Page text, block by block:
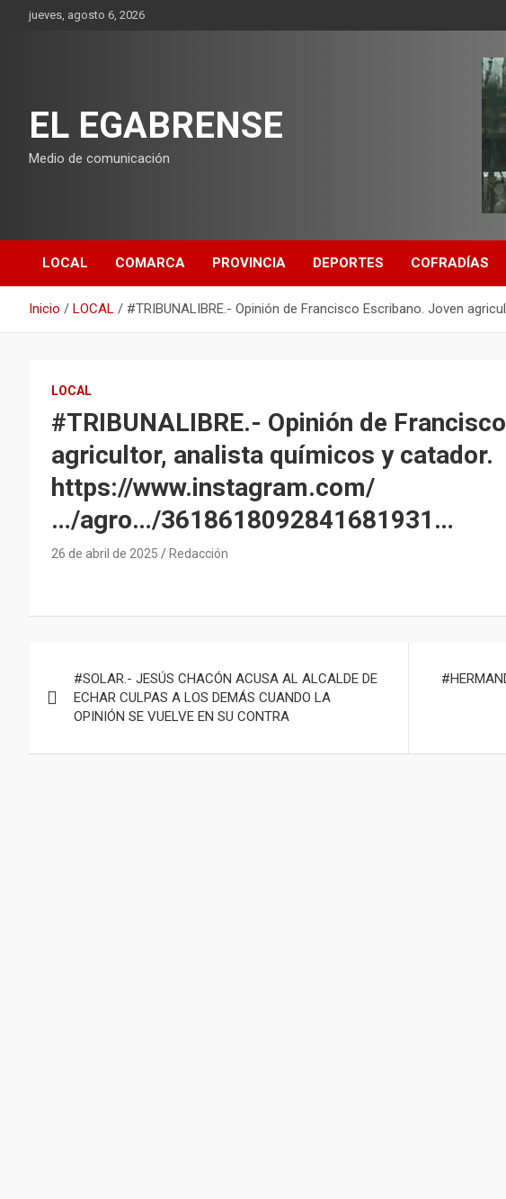
Saltarjueves, agosto 6, 2026
EL EGABRENSE
Medio de comunicación
LOCAL COMARCA PROVINCIA DEPORTES COFRADÍAS
Inicio LOCAL #TRIBUNALIBRE.- Opinión de Francisco Escribano. Joven
LOCAL
#TRIBUNALIBRE.- Opinión de
agricultor, analista químicos y catador.
https://www.instagram.com/
…/agro…/3618618092841681931…
26 de abril de 2025 Redacción
de
#SOLAR.- JESÚS CHACÓN ACUSA AL ALCALDE DE
ECHAR CULPAS A LOS DEMÁS CUANDO LA
OPINIÓN SE VUELVE EN SU CONTRA